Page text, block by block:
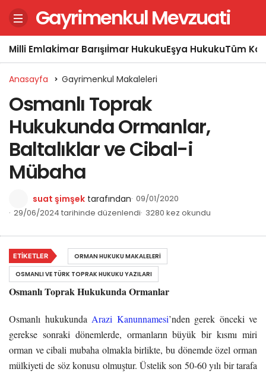
Gayrimenkul Mevzuati
Milli Emlakİmar Barışıİmar HukukuEşya HukukuTüm
Anasayfa Gayrimenkul Makaleleri
Osmanlı Toprak
Hukukunda Ormanlar,
Baltalıklar ve Cibal-i
Mübaha
suat şimşek tarafından 09/01/2020
29/06/2024 tarihinde düzenlendi 3280 kez okundu
Osmanlı Toprak Hukukunda Ormanlar
Osmanlı hukukunda Arazi Kanunnamesi’nden gerek önceki ve
gerekse sonraki dönemlerde, ormanların büyük bir kısmı miri
orman ve cibali mubaha olmakla birlikte, bu dönemde özel orman
mülkiyeti de söz konusu olmuştur. Üstelik son 50-60 yılı bir tarafa
ETIKETLER
ORMAN HUKUKU MAKALELERI
OSMANLI VE TÜRK TOPRAK HUKUKU YAZILARI